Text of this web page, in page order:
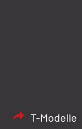
T-Modelle